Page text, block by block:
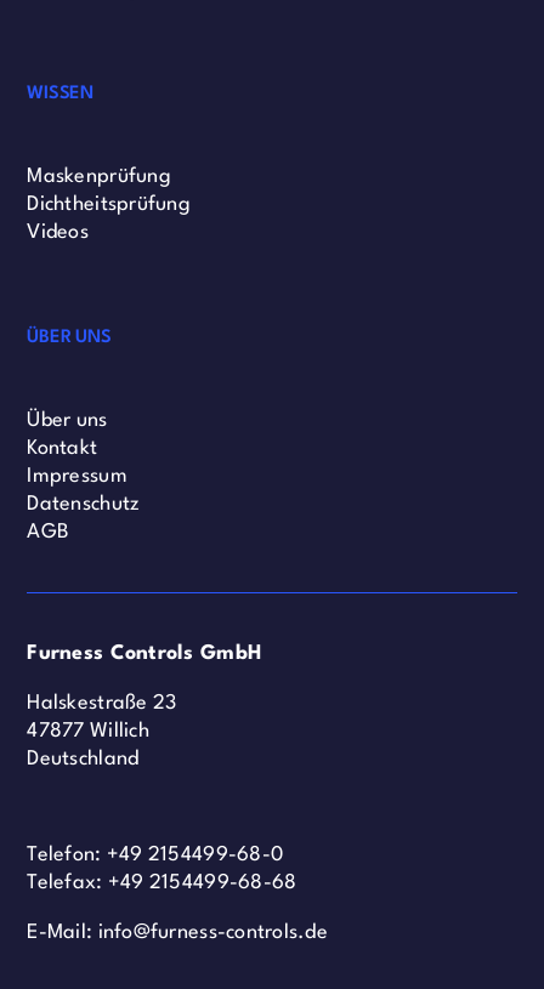
WISSEN
Maskenprüfung
Dichtheitsprüfung
Videos
ÜBER UNS
Über uns
Kontakt
Impressum
Datenschutz
AGB
Furness Controls GmbH
Halskestraße 23
47877 Willich
Deutschland
Telefon: +49 2154499-68-0
Telefax: +49 2154499-68-68
E-Mail: info@furness-controls.de